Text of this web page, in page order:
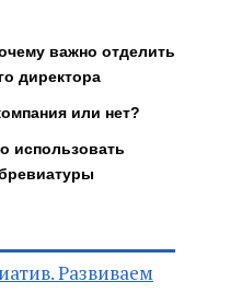
важно отделить
директора
или нет?
использовать
Развиваем